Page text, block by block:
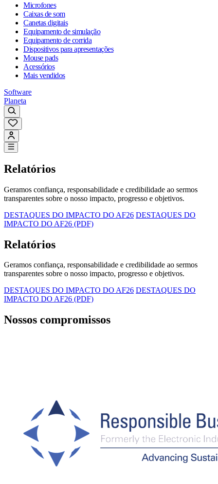
Microfones
Caixas de som
Canetas digitais
Equipamento de simulação
Equipamento de corrida
Dispositivos para apresentações
Mouse pads
Acessórios
Mais vendidos
Software
Planeta
Relatórios
Geramos confiança, responsabilidade e credibilidade ao sermos
transparentes sobre o nosso impacto, progresso e objetivos.
DESTAQUES DO IMPACTO DO AF26 DESTAQUES DO
IMPACTO DO AF26 (PDF)
Relatórios
Geramos confiança, responsabilidade e credibilidade ao sermos
transparentes sobre o nosso impacto, progresso e objetivos.
DESTAQUES DO IMPACTO DO AF26 DESTAQUES DO
IMPACTO DO AF26 (PDF)
Nossos compromissos